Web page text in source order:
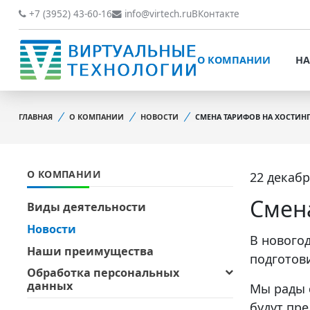
О КОМПАНИИ
ВИДЫ ДЕЯТЕЛЬНОСТИ
НОВОСТИ
НАШИ ПРЕИМУЩЕСТВА
ОФИЦИАЛЬНЫЕ
ДОКУМЕНТЫ
ОБРАТНАЯ СВЯЗЬ
ОТЗЫВЫ КЛИЕНТОВ
НАШИ РАБОТЫ
+7 (3952) 43-60-16 info@virtech.ruВКонтакте
О КОМПАНИИ
ОБРАБОТКА
ОФИЦИАЛЬНЫЕ
ОБРАТНАЯ СВЯЗЬ
ОТЗЫВЫ КЛИЕНТОВ
ГЛАВНАЯ О КОМПАНИИ НОВОСТИ СМЕНА ТАРИФОВ НА
22
В
Мы рады
О КОМПАНИИ
Виды деятельности
Новости
Наши преимущества
Обработка персональных
данных